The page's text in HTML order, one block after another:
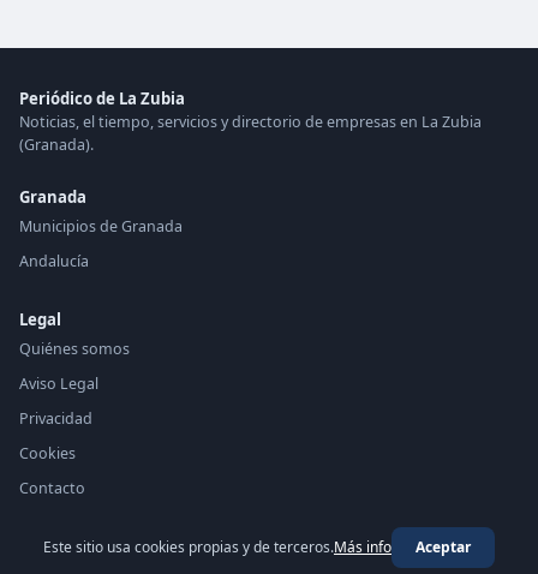
Periódico de La Zubia
Noticias, el tiempo, servicios y directorio de empresas en La Zubia
(Granada).
Granada
Municipios de Granada
Andalucía
Legal
Quiénes somos
Aviso Legal
Privacidad
Cookies
Contacto
© 2026 Periódico de La Zubia ·periodico.top
Este sitio usa cookies propias y de terceros.Más info Aceptar